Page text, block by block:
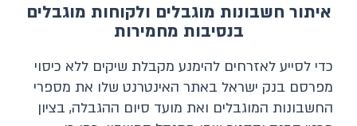
איתור חשבונות מוגבלים ולקוחות מוגבלים
בנסיבות מחמירות
כדי לסייע לאזרחים להימנע מקבלת שיקים ללא כיסוי
מפרסם בנק ישראל באתר האינטרנט שלו את מספרי
החשבונות המוגבלים ואת מועד סיום ההגבלה, בציון